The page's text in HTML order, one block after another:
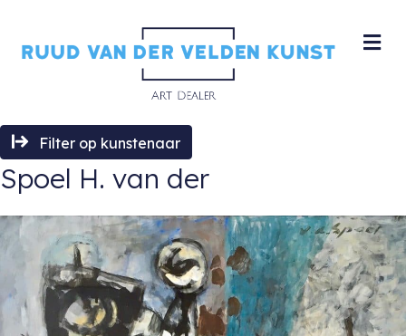
Filter op kunstenaar
Spoel H. van der